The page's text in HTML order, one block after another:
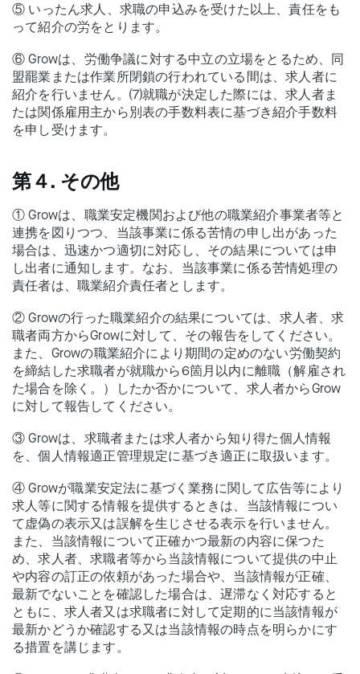
⑤ いったん求人、求職の申込みを受けた以上、責任をも
って紹介の労をとります。
⑥ Growは、労働争議に対する中立の立場をとるため、同
盟罷業または作業所閉鎖の行われている間は、求人者に
紹介を行いません。⑺就職が決定した際には、求人者ま
たは関係雇用主から別表の手数料表に基づき紹介手数料
を申し受けます。
第４. その他
① Growは、職業安定機関および他の職業紹介事業者等と
連携を図りつつ、当該事業に係る苦情の申し出があった
場合は、迅速かつ適切に対応し、その結果については申
し出者に通知します。なお、当該事業に係る苦情処理の
責任者は、職業紹介責任者とします。
② Growの行った職業紹介の結果については、求人者、求
職者両方からGrowに対して、その報告をしてください。
また、Growの職業紹介により期間の定めのない労働契約
を締結した求職者が就職から6箇月以内に離職（解雇され
た場合を除く。）したか否かについて、求人者からGrow
に対して報告してください。
③ Growは、求職者または求人者から知り得た個人情報
を、個人情報適正管理規定に基づき適正に取扱います。
④ Growが職業安定法に基づく業務に関して広告等により
求人等に関する情報を提供するときは、当該情報につい
て虚偽の表示又は誤解を生じさせる表示を行いません。
また、当該情報について正確かつ最新の内容に保つた
め、求人者、求職者等から当該情報について提供の中止
や内容の訂正の依頼があった場合や、当該情報が正確、
最新でないことを確認した場合は、遅滞なく対応すると
ともに、求人者又は求職者に対して定期的に当該情報が
最新かどうか確認する又は当該情報の時点を明らかにす
る措置を講じます。